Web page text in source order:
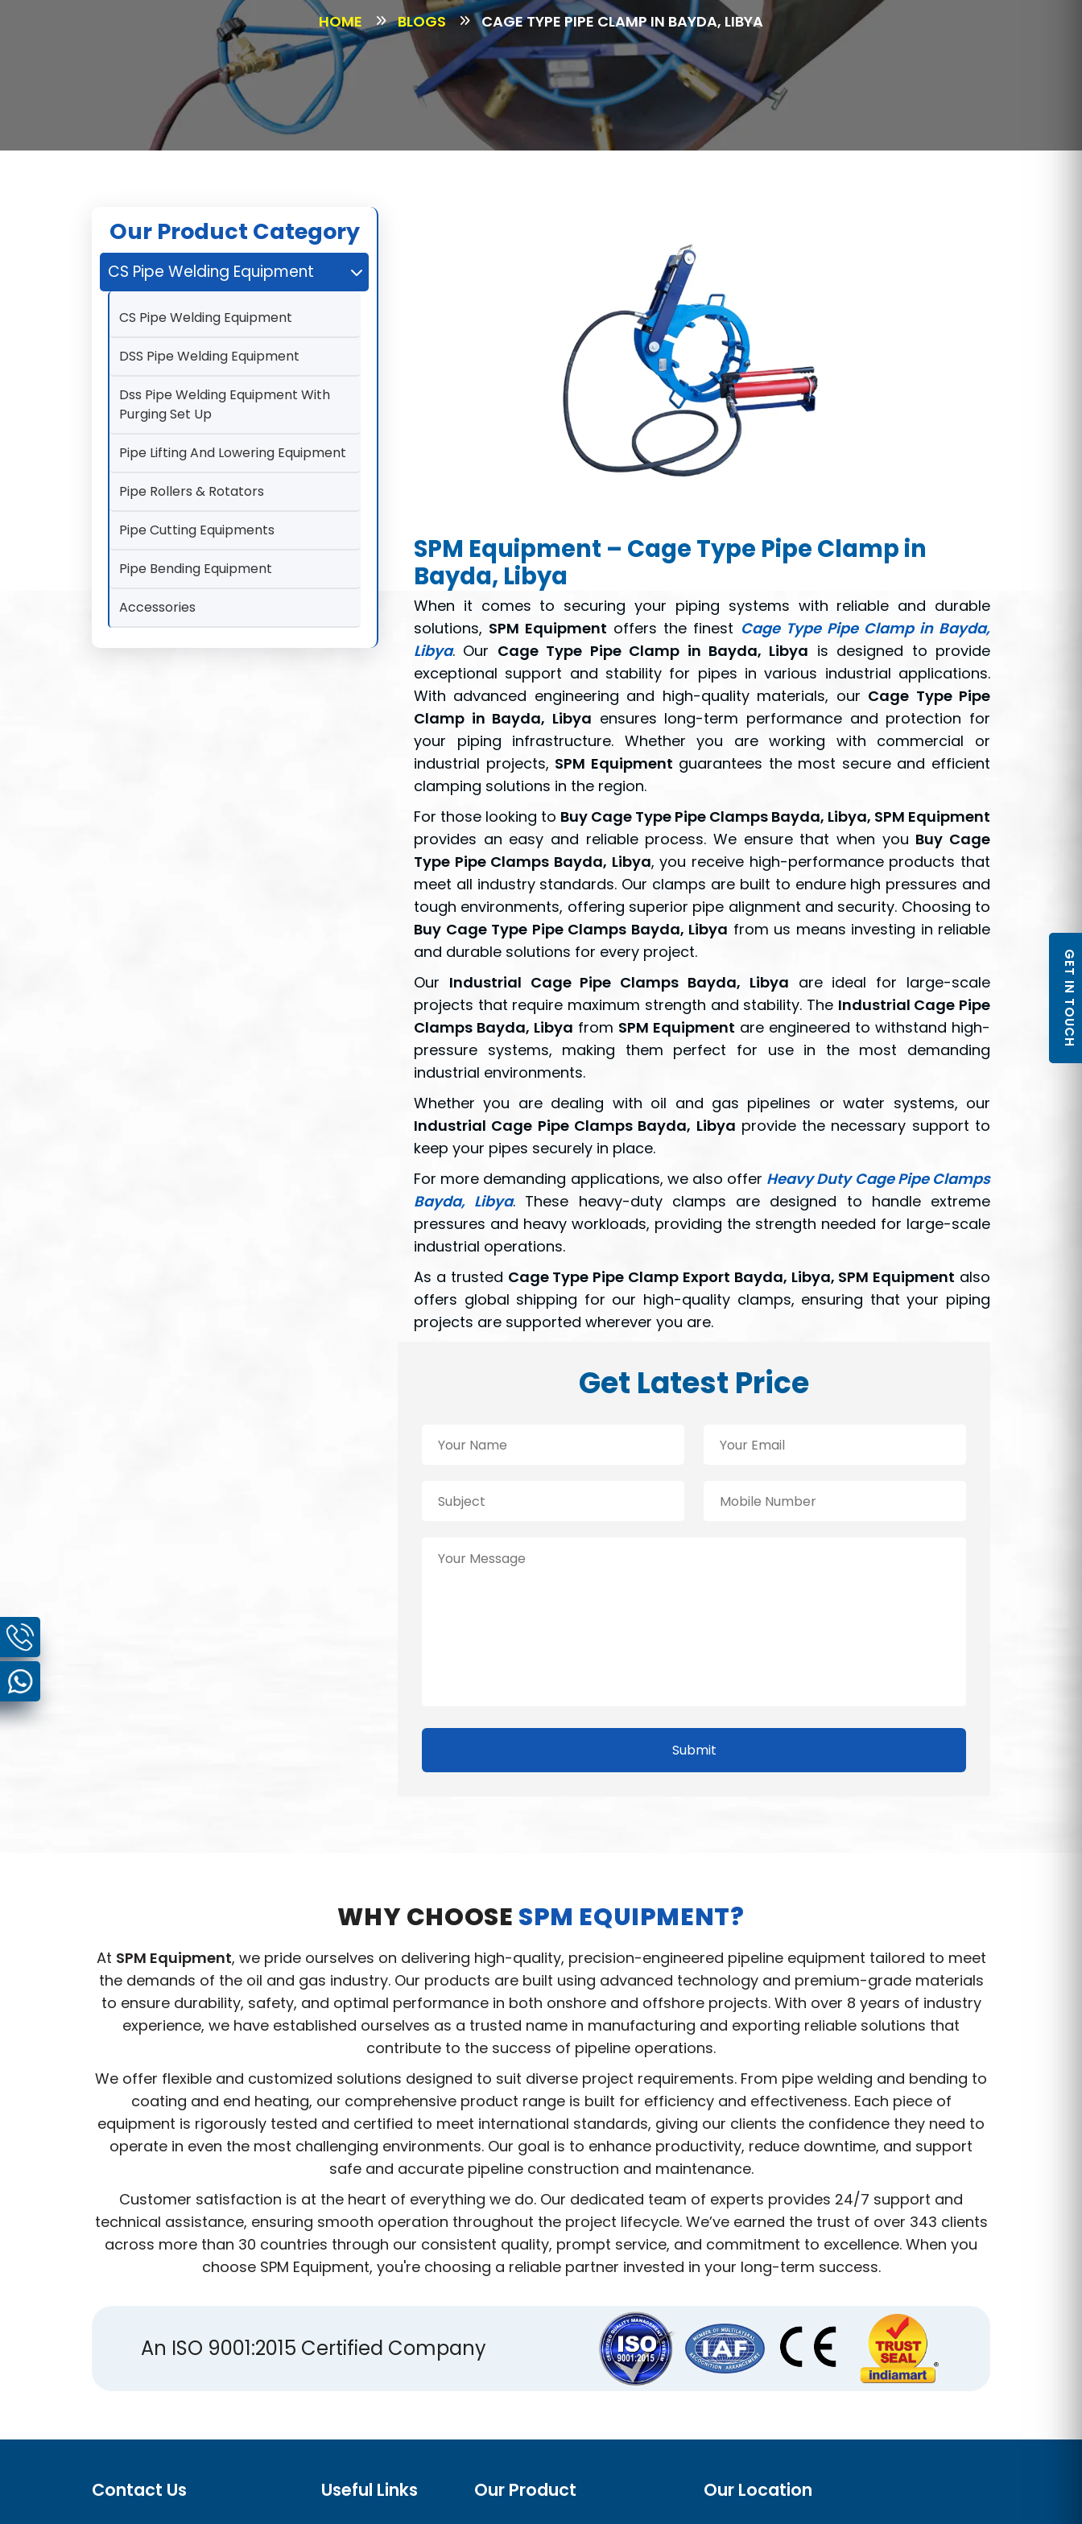
HOME BLOGS CAGE TYPE PIPE CLAMP IN BAYDA, LIBYA
Our Product Category
CS Pipe Welding Equipment
CS Pipe Welding Equipment
DSS Pipe Welding Equipment
Dss Pipe Welding Equipment With
Purging Set Up
Pipe Lifting And Lowering Equipment
Pipe Rollers & Rotators
Pipe Cutting Equipments
Pipe Bending Equipment
Accessories
SPM Equipment – Cage Type Pipe Clamp in
Bayda, Libya
When it comes to securing your piping systems with reliable and durable
solutions, SPM Equipment offers the finest Cage Type Pipe Clamp in Bayda,
Libya. Our Cage Type Pipe Clamp in Bayda, Libya is designed to provide
exceptional support and stability for pipes in various industrial applications.
With advanced engineering and high-quality materials, our Cage Type Pipe
Clamp in Bayda, Libya ensures long-term performance and protection for
your piping infrastructure. Whether you are working with commercial or
industrial projects, SPM Equipment guarantees the most secure and efficient
clamping solutions in the region.
For those looking to Buy Cage Type Pipe Clamps Bayda, Libya, SPM Equipment
provides an easy and reliable process. We ensure that when you Buy Cage
Type Pipe Clamps Bayda, Libya, you receive high-performance products that
meet all industry standards. Our clamps are built to endure high pressures and
tough environments, offering superior pipe alignment and security. Choosing to
Buy Cage Type Pipe Clamps Bayda, Libya from us means investing in reliable
and durable solutions for every project.
Our Industrial Cage Pipe Clamps Bayda, Libya are ideal for large-scale
projects that require maximum strength and stability. The Industrial Cage Pipe
Clamps Bayda, Libya from SPM Equipment are engineered to withstand high-
pressure systems, making them perfect for use in the most demanding
industrial environments.
Whether you are dealing with oil and gas pipelines or water systems, our
Industrial Cage Pipe Clamps Bayda, Libya provide the necessary support to
keep your pipes securely in place.
For more demanding applications, we also offer Heavy Duty Cage Pipe Clamps
Bayda, Libya. These heavy-duty clamps are designed to handle extreme
pressures and heavy workloads, providing the strength needed for large-scale
industrial operations.
As a trusted Cage Type Pipe Clamp Export Bayda, Libya, SPM Equipment also
offers global shipping for our high-quality clamps, ensuring that your piping
projects are supported wherever you are.
Get Latest Price
Submit
WHY CHOOSE SPM EQUIPMENT?
At SPM Equipment, we pride ourselves on delivering high-quality, precision-engineered pipeline equipment tailored to meet
the demands of the oil and gas industry. Our products are built using advanced technology and premium-grade materials
to ensure durability, safety, and optimal performance in both onshore and offshore projects. With over 8 years of industry
experience, we have established ourselves as a trusted name in manufacturing and exporting reliable solutions that
contribute to the success of pipeline operations.
We offer flexible and customized solutions designed to suit diverse project requirements. From pipe welding and bending to
coating and end heating, our comprehensive product range is built for efficiency and effectiveness. Each piece of
equipment is rigorously tested and certified to meet international standards, giving our clients the confidence they need to
operate in even the most challenging environments. Our goal is to enhance productivity, reduce downtime, and support
safe and accurate pipeline construction and maintenance.
Customer satisfaction is at the heart of everything we do. Our dedicated team of experts provides 24/7 support and
technical assistance, ensuring smooth operation throughout the project lifecycle. We’ve earned the trust of over 343 clients
across more than 30 countries through our consistent quality, prompt service, and commitment to excellence. When you
choose SPM Equipment, you're choosing a reliable partner invested in your long-term success.
An ISO 9001:2015 Certified Company
Contact Us Useful Links Our Product Our Location
GET IN TOUCH